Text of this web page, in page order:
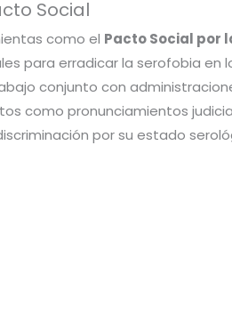
Social
como el Pacto Social por
para erradicar la serofobia en
conjunto con
como pronunciamientos
por su estado